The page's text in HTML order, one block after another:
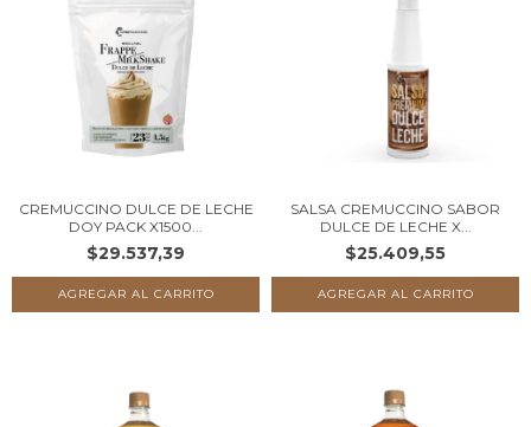
CREMUCCINO DULCE DE LECHE
DOY PACK X1500...
$29.537,39
SALSA CREMUCCINO SABOR
DULCE DE LECHE X...
$25.409,55